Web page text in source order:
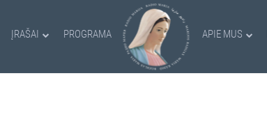
ĮRAŠAI PROGRAMA APIE MUS